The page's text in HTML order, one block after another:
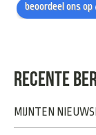
beoordeel ons op
RECENTE
MIJNTEN